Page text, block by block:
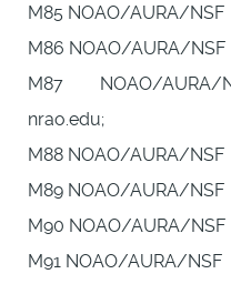
M85 NOAO/AURA/NSF
M86 NOAO/AURA/NSF
M87 NOAO/AURA/
nrao.edu;
M88 NOAO/AURA/NSF
M89 NOAO/AURA/NSF
M90 NOAO/AURA/NSF
M91 NOAO/AURA/NSF